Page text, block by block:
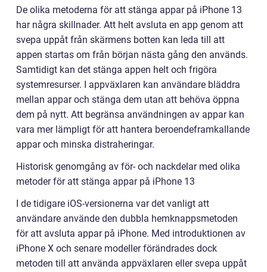
De olika metoderna för att stänga appar på iPhone 13
har några skillnader. Att helt avsluta en app genom att
svepa uppåt från skärmens botten kan leda till att
appen startas om från början nästa gång den används.
Samtidigt kan det stänga appen helt och frigöra
systemresurser. I appväxlaren kan användare bläddra
mellan appar och stänga dem utan att behöva öppna
dem på nytt. Att begränsa användningen av appar kan
vara mer lämpligt för att hantera beroendeframkallande
appar och minska distraheringar.
Historisk genomgång av för- och nackdelar med olika
metoder för att stänga appar på iPhone 13
I de tidigare iOS-versionerna var det vanligt att
användare använde den dubbla hemknappsmetoden
för att avsluta appar på iPhone. Med introduktionen av
iPhone X och senare modeller förändrades dock
metoden till att använda appväxlaren eller svepa uppåt